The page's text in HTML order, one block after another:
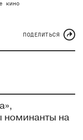
кино
ПОДЕЛИТЬСЯ
номинанты на